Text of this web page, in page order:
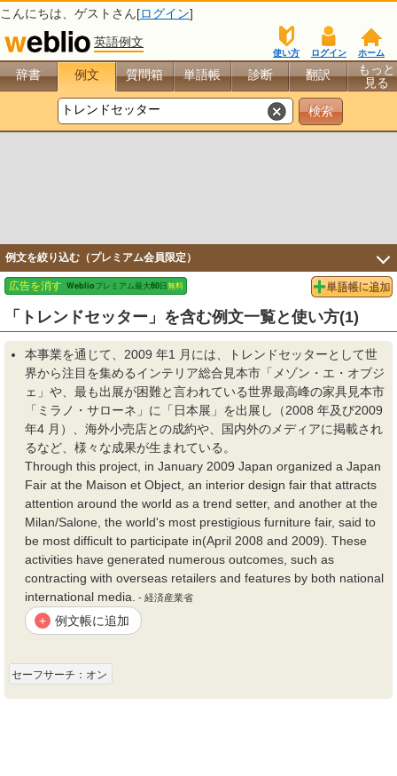
こんにちは、 ゲスト さん[ログイン]
英語例文
ホーム
ログイン
使い方
辞書 例文 質問箱 単語帳 診断 翻訳
もっと
見る
例文を絞り込む（プレミアム会員限定）
「トレンドセッター」を含む例文一覧と使い方(1)
本事業を通じて、2009 年1 月には、 トレンドセッターとして世
界から注目を集めるインテリア総合見本市「メゾン・エ・オブジ
ェ」や、最も出展が困難と言われている世界最高峰の家具見本市
「ミラノ・サローネ」に「日本展」を出展し（2008 年及び2009
年4 月）、海外小売店との成約や、国内外のメディアに掲載され
るなど、様々な成果が生まれている。
Through this project, in January 2009 Japan organized a Japan
Fair at the Maison et Object, an interior design fair that attracts
attention around the world as a trend setter, and another at the
Milan/Salone, the world's most prestigious furniture fair, said to
be most difficult to participate in(April 2008 and 2009). These
activities have generated numerous outcomes, such as
contracting with overseas retailers and features by both national
international media.
- 経済産業省
+ 例文帳に追加
セーフサーチ：オン